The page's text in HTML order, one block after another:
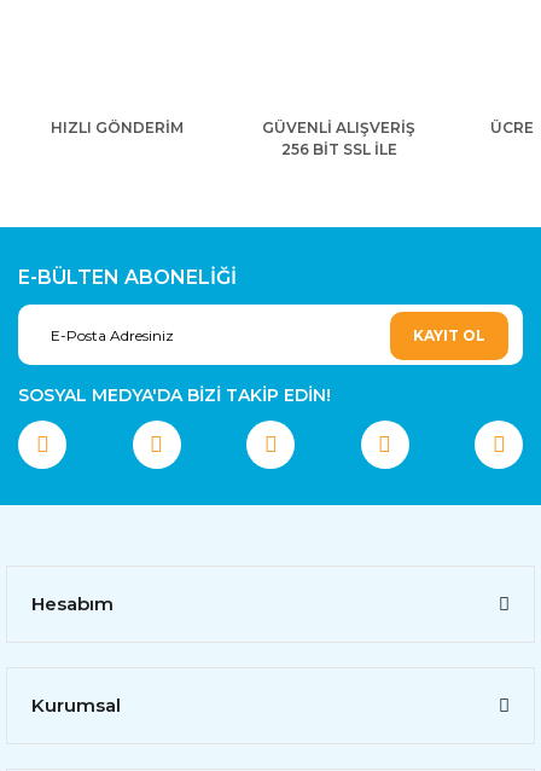
HIZLI GÖNDERİM
GÜVENLİ ALIŞVERİŞ
256 BİT SSL İLE
E-BÜLTEN ABONELİĞİ
KAYIT OL
SOSYAL MEDYA'DA BİZİ TAKİP EDİN!
Hesabım
Kurumsal